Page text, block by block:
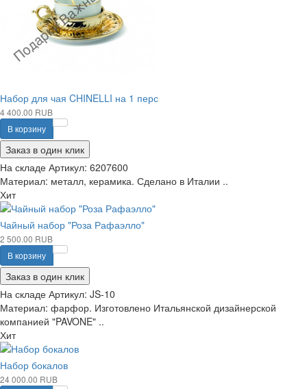
Набор для чая CHINELLI на 1 перс
4 400.00 RUB
В корзину
Заказ в один клик
На складе Артикул: 6207600
Материал: металл, керамика. Сделано в Италии ..
Хит
Чайный набор "Роза Рафаэлло"
2 500.00 RUB
В корзину
Заказ в один клик
На складе Артикул: JS-10
Материал: фарфор. Изготовлено Итальянской дизайнерской
компанией "PAVONE" ..
Хит
Набор бокалов
24 000.00 RUB